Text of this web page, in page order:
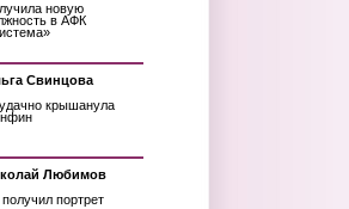
новую
в АФК
Свинцова
крышанула
Любимов
портрет